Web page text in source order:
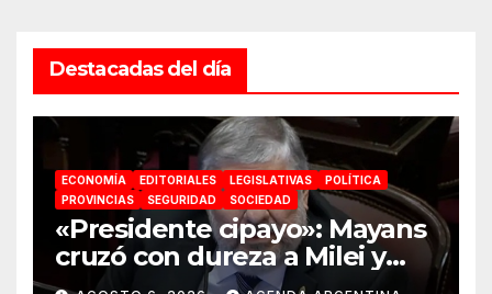
Destacadas del día
ECONOMÍA EDITORIALES LEGISLATIVAS
POLÍTICA
PROVINCIAS
SEGURIDAD SOCIEDAD
«Presidente cipayo»: Mayans
cruzó con dureza a Milei y
advirtió sobre un juicio